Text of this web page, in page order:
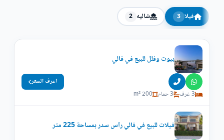
فيلا 3 شاليه 2
بيوت وفلل للبيع في فالي
3 غرف 3 حمام 200 m²
اعرف السعر
فيلات للبيع في فالي راس سدر بمساحة 225 متر